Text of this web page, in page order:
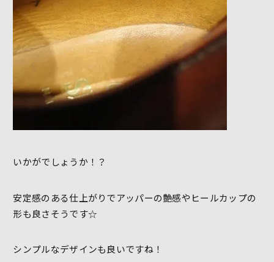
いかがでしょうか！？
安定感のある仕上がりでアッパーの艶感やヒールカップの
形も良さそうです☆
シンプルなデザインも良いですね！